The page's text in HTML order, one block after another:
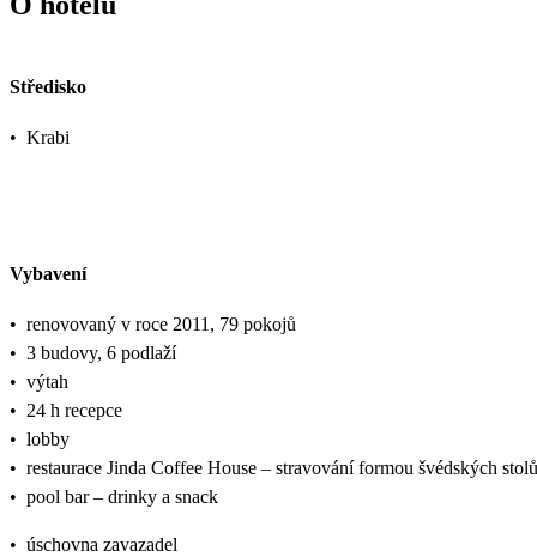
Středisko
• Krabi
Vybavení
• renovovaný v roce 2011, 79 pokojů
• 3 budovy, 6 podlaží
• výtah
• 24 h recepce
• lobby
• restaurace Jinda Coffee House – stravování formou švédských
• pool bar – drinky a snack
• úschovna zavazadel